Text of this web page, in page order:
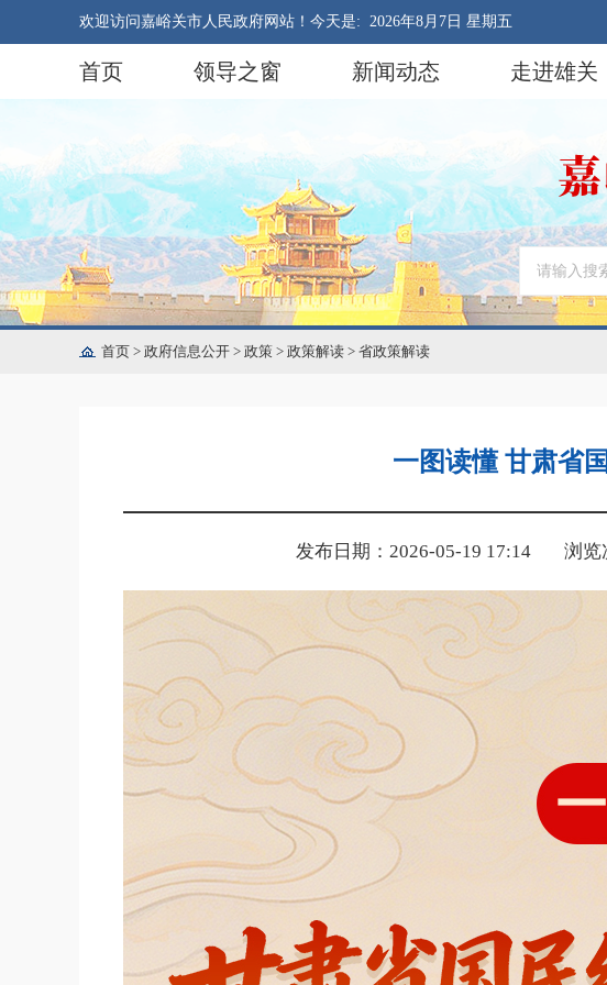
欢迎访问嘉峪关市人民政府网站！今天是: 2026年8月7日 星期五
首页 领导之窗 新闻动态 走进雄关
首页 > 政府信息公开 > 政策 > 政策解读 > 省政策解读
一图读懂 甘肃省
发布日期：2026-05-19 17:14 浏览